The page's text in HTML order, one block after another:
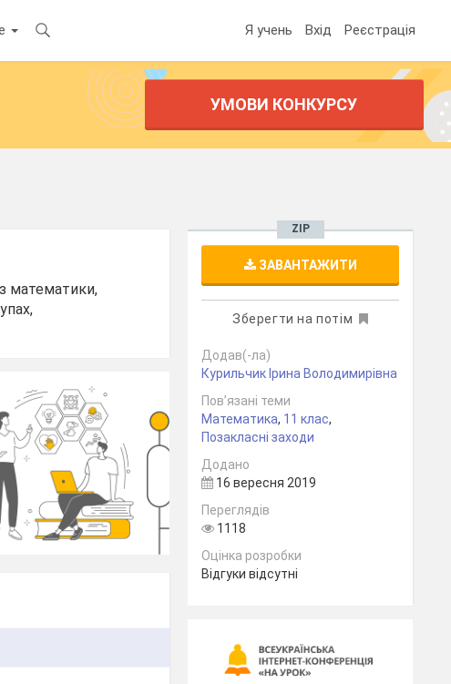
Я учень Вхід Реєстрація
УМОВИ КОНКУРСУ
з математики,
ZIP
ЗАВАНТАЖИТИ
Зберегти на потім
Додав(-ла)
Курильчик Ірина Володимирівна
Пов’язані теми
Математика, 11 клас,
Позакласні заходи
Додано
16 вересня 2019
Переглядів
1118
Оцінка розробки
Відгуки відсутні